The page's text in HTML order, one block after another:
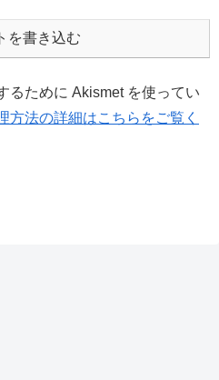
を書き込む
るために Akismet を使ってい
方法の詳細はこちらをご覧く